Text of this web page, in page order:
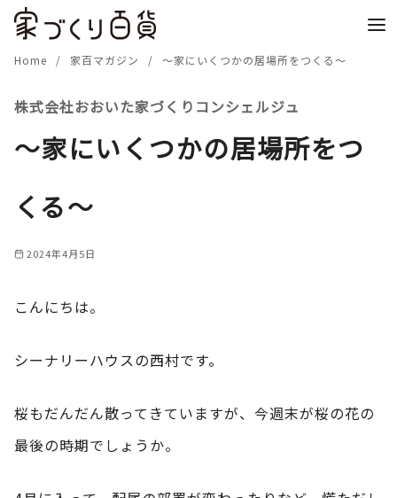
Home 家百マガジン ～家にいくつかの居場所をつくる～
株式会社おおいた家づくりコンシェルジュ
～家にいくつかの居場所をつ
くる～
2024年4月5日
こんにちは。
シーナリーハウスの西村です。
桜もだんだん散ってきていますが、今週末が桜の花の
最後の時期でしょうか。